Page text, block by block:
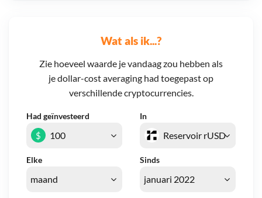
Wat als ik...?
Zie hoeveel waarde je vandaag zou hebben als
je dollar-cost averaging had toegepast op
verschillende cryptocurrencies.
Had geïnvesteerd In
Elke Sinds
$